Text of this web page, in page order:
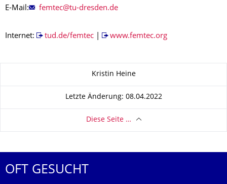
E-Mail:
Internet: tud.de/femtec| www.femtec.org
Kristin Heine
Letzte Änderung: 08.04.2022
Diese Seite …
OFT GESUCHT